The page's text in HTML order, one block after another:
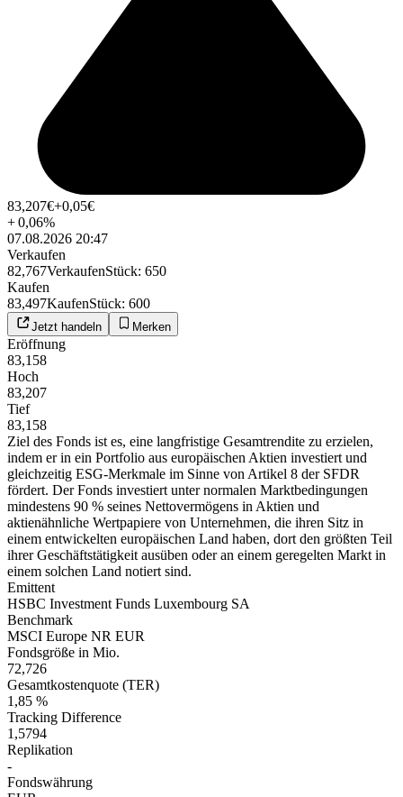
83,207€+0,05€
+0,06%
07.08.2026 20:47
Verkaufen
82,767VerkaufenStück: 650
Kaufen
83,497KaufenStück: 600
Jetzt handeln Merken
Eröffnung
83,158
Hoch
83,207
Tief
83,158
Ziel des Fonds ist es, eine langfristige Gesamtrendite zu erzielen,
indem er in ein Portfolio aus europäischen Aktien investiert und
gleichzeitig ESG-Merkmale im Sinne von Artikel 8 der SFDR
fördert. Der Fonds investiert unter normalen Marktbedingungen
mindestens 90 % seines Nettovermögens in Aktien und
aktienähnliche Wertpapiere von Unternehmen, die ihren Sitz in
einem entwickelten europäischen Land haben, dort den größten Teil
ihrer Geschäftstätigkeit ausüben oder an einem geregelten Markt in
einem solchen Land notiert sind.
Emittent
HSBC Investment Funds Luxembourg SA
Benchmark
MSCI Europe NR EUR
Fondsgröße in Mio.
72,726
Gesamtkostenquote (TER)
1,85 %
Tracking Difference
1,5794
Replikation
-
Fondswährung